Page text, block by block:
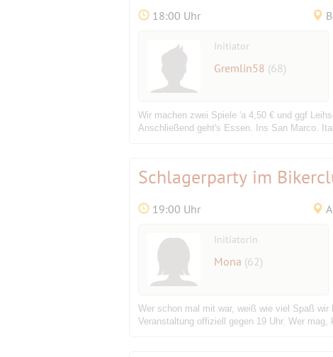
18:00 Uhr
Initiator
Gremlin58 (68)
Wir machen zwei Spiele 'a 4,50 € und ggf
Anschließend geht's Essen. Ins San Marco.
Schlagerparty im
19:00 Uhr
Initiatorin
Mona (62)
Wer schon mal mit war, weiß wie viel Spaß
Veranstaltung offiziell gegen 19 Uhr. Wer